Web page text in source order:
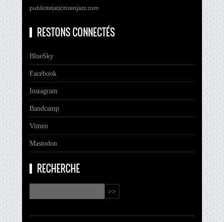
publicite(at)citizenjazz.com
RESTONS CONNECTÉS
BlueSky
Facebook
Instagram
Bandcamp
Vimeo
Mastodon
RECHERCHE